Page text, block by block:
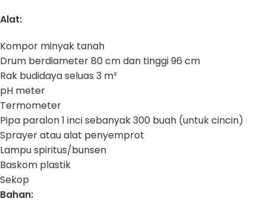
Alat:
Kompor minyak tanah
Drum berdiameter 80 cm dan tinggi 96 cm
Rak budidaya seluas 3 m²
pH meter
Termometer
Pipa paralon 1 inci sebanyak 300 buah (untuk cincin)
Sprayer atau alat penyemprot
Lampu spiritus/bunsen
Baskom plastik
Sekop
Bahan: